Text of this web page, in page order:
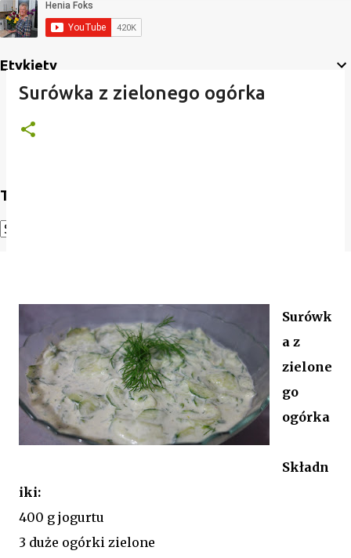
Etykiety
Translate
Surówka z zielonego ogórka
Surówk
a z
zielone
go
ogórka
Składn
iki:
400 g jogurtu
3 duże ogórki zielone